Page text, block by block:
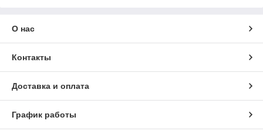
О нас
Контакты
Доставка и оплата
График работы